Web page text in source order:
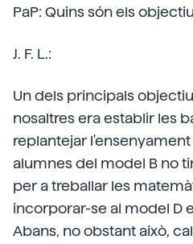
PaP: Quins són els
J. F. L.:
Un dels principals
nosaltres era establir les
replantejar
alumnes del model B no
per a treballar les
incorporar-se al model D
Abans, no obstant això,